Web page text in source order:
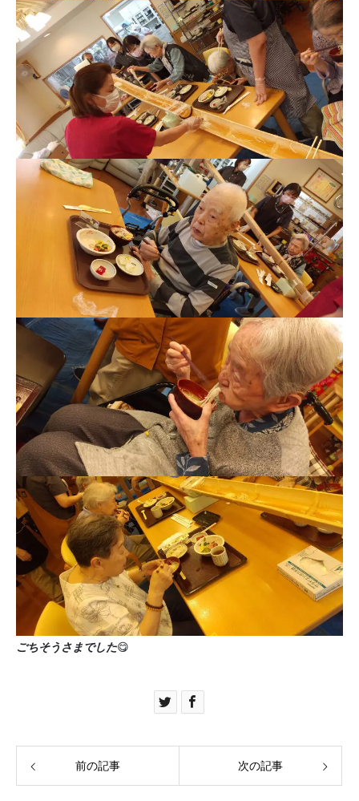
ごちそうさまでした😋
前の記事 次の記事